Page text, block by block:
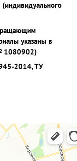
указаны в
1080902)
2014, ТУ